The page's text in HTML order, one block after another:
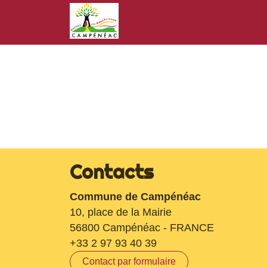
Contacts
Commune de Campénéac
10, place de la Mairie
56800 Campénéac - FRANCE
+33 2 97 93 40 39
Contact par formulaire